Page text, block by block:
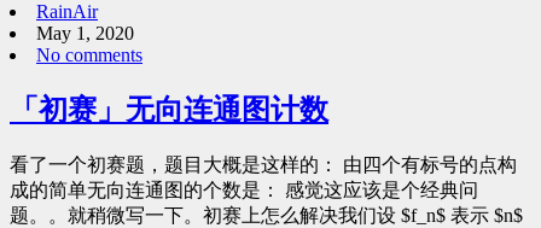
RainAir
May 1, 2020
No comments
「初赛」无向连通图计数
看了一个初赛题，题目大概是这样的： 由四个有标号的点构
成的简单无向连通图的个数是： 感觉这应该是个经典问
题。。就稍微写一下。初赛上怎么解决我们设 $f_n$ 表示 $n$